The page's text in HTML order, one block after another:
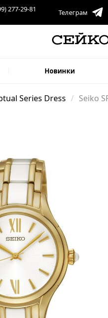
277-29-81 Телеграм
Новинки
Series Dress Seiko